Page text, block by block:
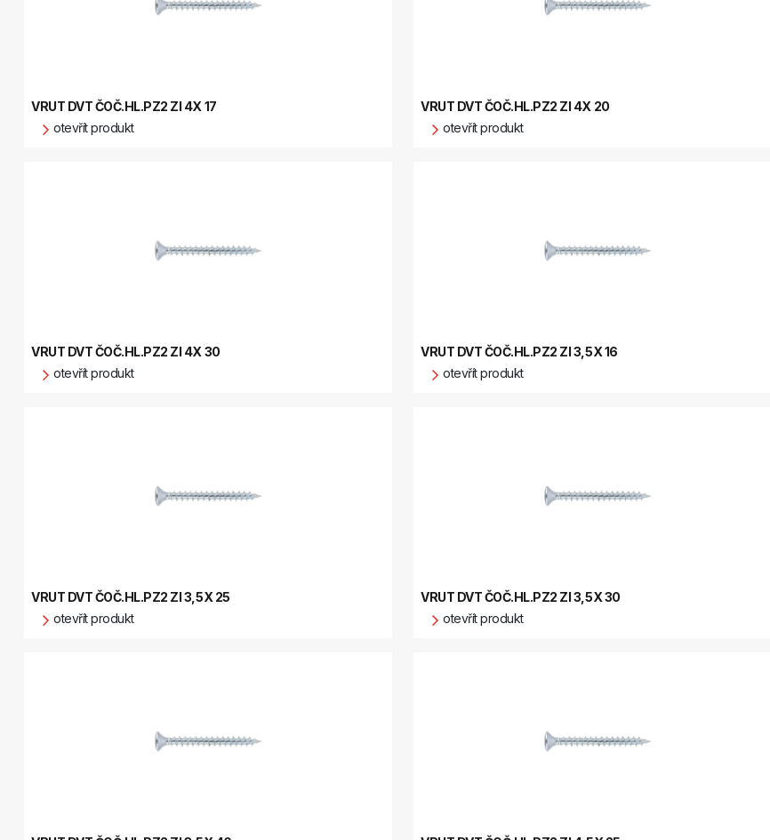
VRUT DVT ČOČ.HL.PZ2 ZI 4X 17
otevřít produkt
VRUT DVT ČOČ.HL.PZ2 ZI 4X 20
otevřít produkt
VRUT DVT ČOČ.HL.PZ2 ZI 4X 30
otevřít produkt
VRUT DVT ČOČ.HL.PZ2 ZI 3,5X 16
otevřít produkt
VRUT DVT ČOČ.HL.PZ2 ZI 3,5X 25
otevřít produkt
VRUT DVT ČOČ.HL.PZ2 ZI 3,5X 30
otevřít produkt